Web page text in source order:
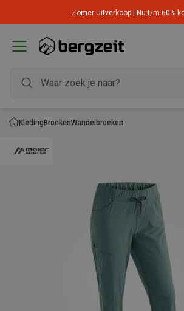
Zomer Uitverkoop | Nu t/m 60%
KledingBroekenWandelbroeken